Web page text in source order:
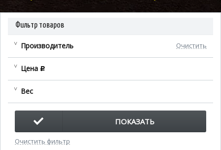
Фильтр товаров
Производитель Очистить
Цена c
Вес
ПОКАЗАТЬ
Очистить фильтр